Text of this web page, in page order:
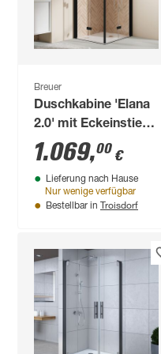
Breuer
Duschkabine 'Elana
2.0' mit Eckeinstieg
mattschwarz 90 x 90
x 200 cm
1.069,00 €
Lieferung nach Hause
Nur wenige verfügbar
Bestellbar in Troisdorf